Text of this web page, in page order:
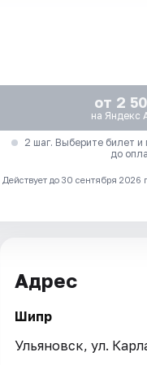
от 2
на Яндекс
2 шаг. Выберите билет
до
Действует до 30 сентября
Адрес
Шипр
Ульяновск, ул.